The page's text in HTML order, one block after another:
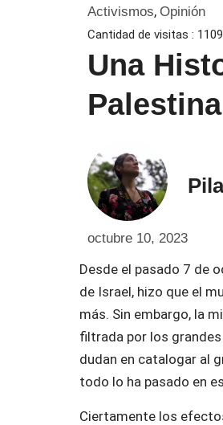
Activismos, Opinión
Cantidad de visitas : 1109
Una
Palestina
octubre 10, 2023
Desde el pasado 7 de
de Israel, hizo que el
más. Sin embargo, la
filtrada por los
dudan en catalogar al
todo lo ha pasado en
Ciertamente los